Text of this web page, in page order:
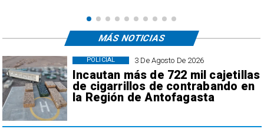
3 De Agosto De 2026
Incautan más de 722 mil cajetillas
de cigarrillos de contrabando en
la Región de Antofagasta
POLICIAL
MÁS NOTICIAS